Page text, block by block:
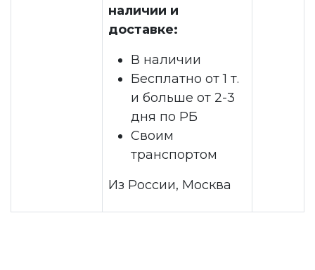
наличии и
доставке:
В наличии
Бесплатно от 1 т.
и больше от 2-3
дня по РБ
Своим
транспортом
Из России, Москва